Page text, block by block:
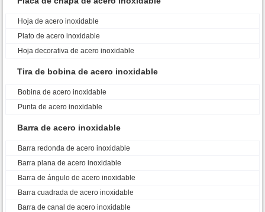
Hoja de acero inoxidable
Plato de acero inoxidable
Hoja decorativa de acero inoxidable
Tira de bobina de acero inoxidable
Bobina de acero inoxidable
Punta de acero inoxidable
Barra de acero inoxidable
Barra redonda de acero inoxidable
Barra plana de acero inoxidable
Barra de ángulo de acero inoxidable
Barra cuadrada de acero inoxidable
Barra de canal de acero inoxidable